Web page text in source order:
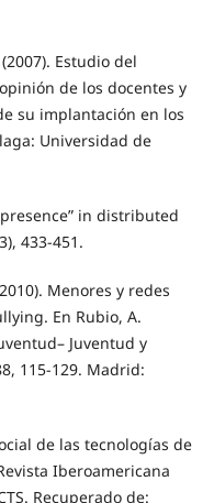
Estudio del
de los docentes y
su implantación en los
Universidad de
in distributed
433-451.
Menores y redes
En Rubio, A.
Juventud y
115-129. Madrid:
de las tecnologías de
Iberoamericana
Recuperado de: